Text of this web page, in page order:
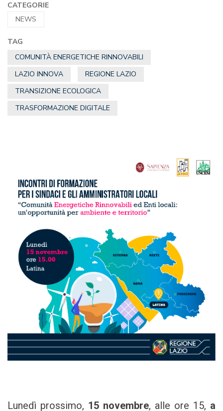
CATEGORIE
NEWS
TAG
COMUNITÀ ENERGETICHE RINNOVABILI
LAZIO INNOVA
REGIONE LAZIO
TRANSIZIONE ECOLOGICA
TRASFORMAZIONE DIGITALE
Lunedì prossimo, 15 novembre, alle ore 15, a